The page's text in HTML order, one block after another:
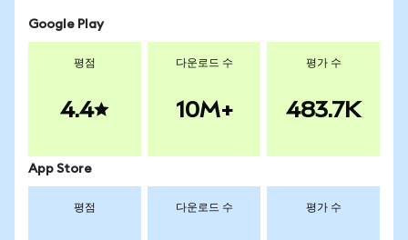
Google Play
평점
4.4
다운로드 수
10M+
평가 수
483.7K
App Store
평점 다운로드 수 평가 수